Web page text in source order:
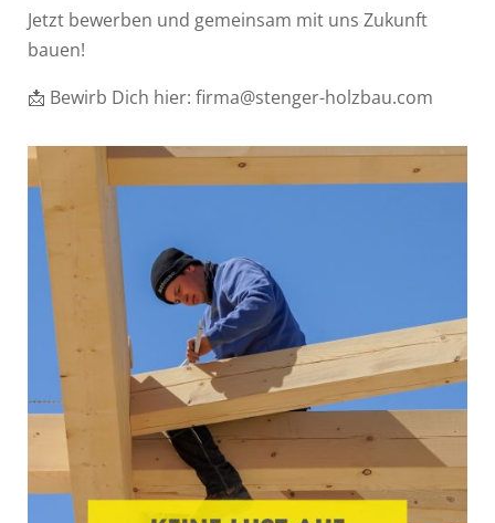
Jetzt bewerben und gemeinsam mit uns Zukunft
bauen!
📩 Bewirb Dich hier: firma@stenger-holzbau.com